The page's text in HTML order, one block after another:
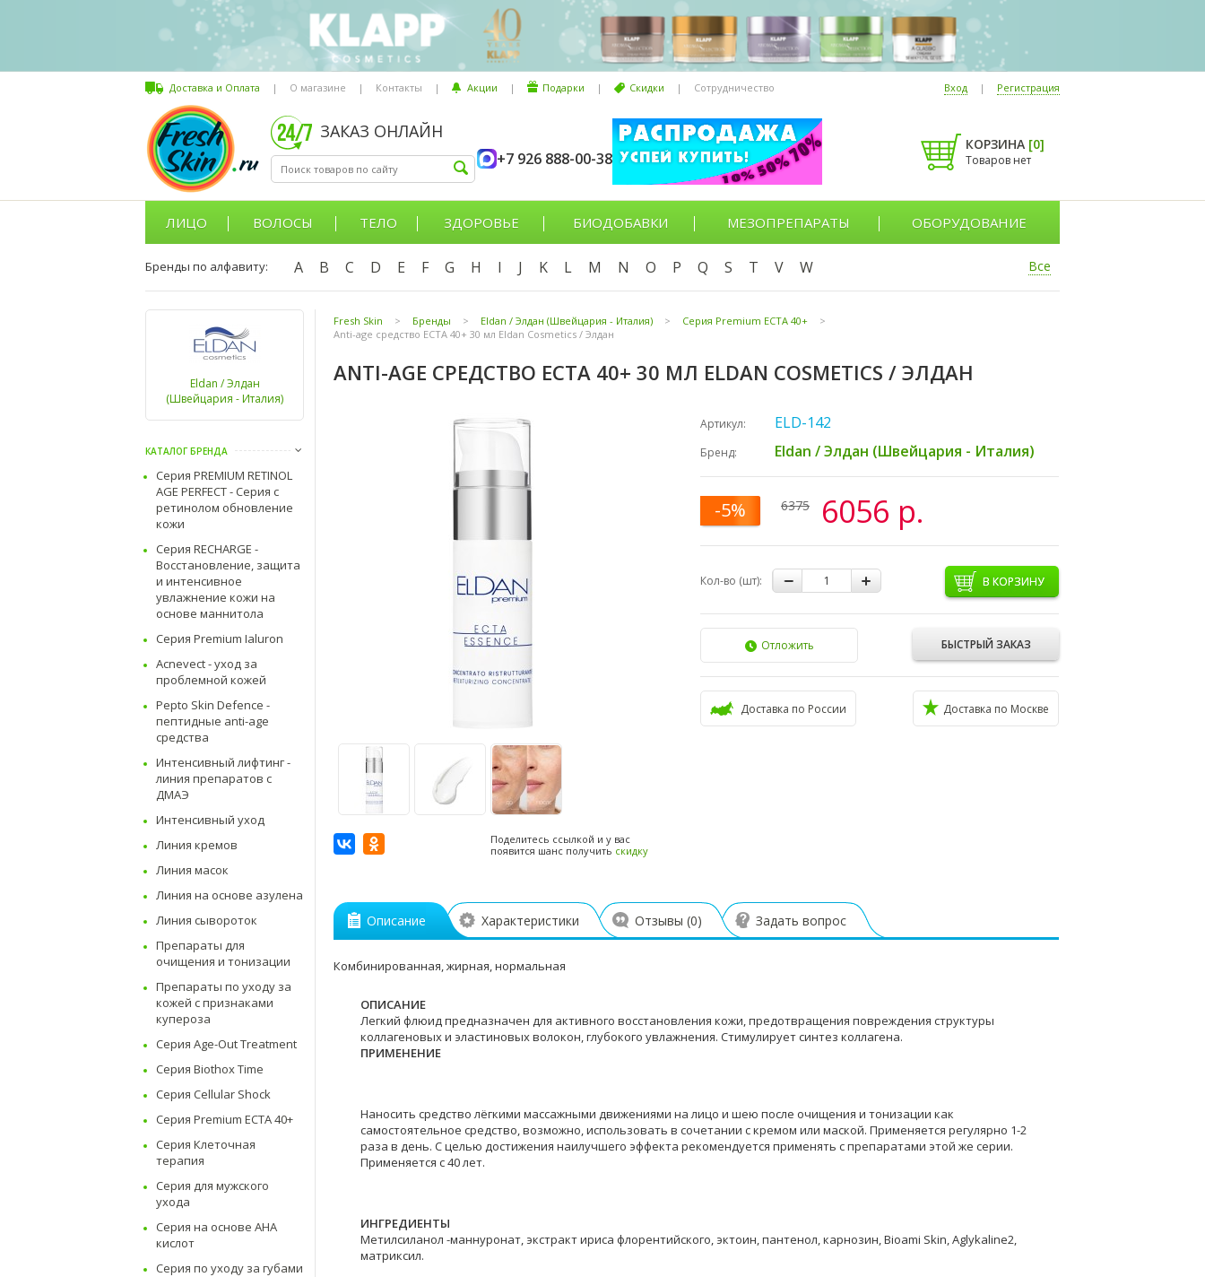
Доставка и Оплата | О магазине | Контакты | Акции | Подарки | Скидки | Сотрудничество Вход | Регистрация
ЗАКАЗ ОНЛАЙН
+7 926 888-00-38
КОРЗИНА [0]
Товаров нет
ЛИЦО ВОЛОСЫ ТЕЛО ЗДОРОВЬЕ БИОДОБАВКИ МЕЗОПРЕПАРАТЫ ОБОРУДОВАНИЕ
Бренды по алфавиту: A B C D E F G H I J K L M N O P Q S T V W Все
Eldan / Элдан
(Швейцария - Италия)
КАТАЛОГ БРЕНДА
Серия PREMIUM RETINOL
AGE PERFECT - Серия с
ретинолом обновление
кожи
Серия RECHARGE -
Восстановление, защита
и интенсивное
увлажнение кожи на
основе маннитола
Серия Premium Ialuron
Acnevect - уход за
проблемной кожей
Pepto Skin Defence -
пептидные anti-age
средства
Интенсивный лифтинг -
линия препаратов с
ДМАЭ
Интенсивный уход
Линия кремов
Линия масок
Линия на основе азулена
Линия сывороток
Препараты для
очищения и тонизации
Препараты по уходу за
кожей с признаками
купероза
Серия Age-Out Treatment
Серия Biothox Time
Серия Cellular Shock
Серия Premium ECTA 40+
Серия Клеточная
терапия
Серия для мужского
ухода
Серия на основе AHA
кислот
Серия по уходу за губами
Fresh Skin > Бренды > Eldan / Элдан (Швейцария - Италия) > Серия Premium ECTA 40+
>
Anti-age средство ECTA 40+ 30 мл Eldan Cosmetics / Элдан
ANTI-AGE СРЕДСТВО ECTA 40+ 30 МЛ ELDAN COSMETICS / ЭЛДАН
Поделитесь ссылкой и у вас
появится шанс получить скидку
Артикул: ELD-142
Бренд: Eldan / Элдан (Швейцария - Италия)
-5% 6375 6056 р.
Кол-во (шт): В КОРЗИНУ
БЫСТРЫЙ ЗАКАЗ
Отложить
Доставка по России Доставка по Москве
Описание Характеристики Отзывы (0) Задать вопрос
Комбинированная, жирная, нормальная
ОПИСАНИЕ
Легкий флюид предназначен для активного восстановления кожи, предотвращения повреждения структуры
коллагеновых и эластиновых волокон, глубокого увлажнения. Стимулирует синтез коллагена.
ПРИМЕНЕНИЕ
Наносить средство лёгкими массажными движениями на лицо и шею после очищения и тонизации как
самостоятельное средство, возможно, использовать в сочетании с кремом или маской. Применяется регулярно 1-2
раза в день. С целью достижения наилучшего эффекта рекомендуется применять с препаратами этой же серии.
Применяется с 40 лет.
ИНГРЕДИЕНТЫ
Метилсиланол -маннуронат, экстракт ириса флорентийского, эктоин, пантенол, карнозин, Bioami Skin, Aglykaline2,
матриксил.